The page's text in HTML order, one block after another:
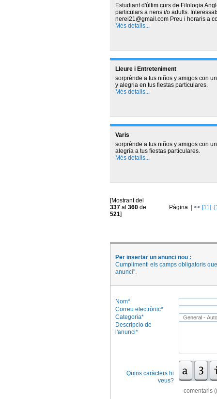
Estudiant d'últim curs de Filologia
particulars a nens i/o adults.
nerei21@gmail.com Preu i horaris a
Més detalls...
Lleure i Entreteniment
sorprénde a tus niños y amigos con
y alegria en tus fiestas particulares.
Més detalls...
Varis
sorprénde a tus niños y amigos con
alegría a tus fiestas particulares.
Més detalls...
[Mostrant del
337 al 360 de
521]
Pàgina << [11]
Per insertar un anunci nou :
Cumplimenti els camps obligatoris
anunci".
Nom*
Correu electrònic*
Categoria*
Descripcio de
l'anunci*
Quins caràcters hi
veus?
comentaris